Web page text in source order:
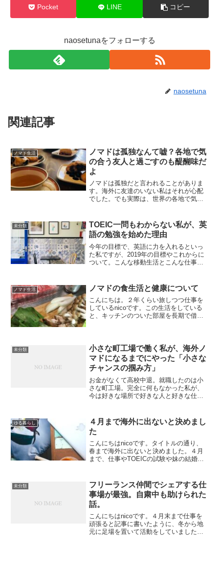
Pocket LINE コピー
naosetunaをフォローする
naosetuna
関連記事
ノマド生活
ノマドは孤独なんて嘘？各地で気
の合う友人と過ごすのも醍醐味だ
よ
ノマドは孤独だと言われることがありま
す。海外に友達のいない私はそれが心配
でした。でも実際は、世界の各地で気の
るなぁと感じています。なので、これま
でにすごく良かったなぁと...
未分類
TOEIC一問もわからない私が、英
語の勉強を始めた理由
今年の目標で、英語に力を入れるといっ
た私ですが、2019年の目標やこれからに
ついて。こんな移動生活とこんな仕事を
ではいけないと決心。フィンランドのプ
ライベートサウナで考...
ノマド生活 ノマドの食生活と健康について
こんにちは。２年くらい旅しつつ仕事を
しているnicoです。この生活をしている
と、キッチンのついた部屋を長期で借り
しないと体に悪いもの...
未分類
小さな町工場で働く私が、海外ノ
マドになるまでにやった「小さな
チャンスの掴み方」
お金がなくて高校中退。就職したのは小
さな町工場。完全に何もなかった私が、
今は好きな場所で好きな人と好きな仕事
振り返ると、小さな積み重ねからチャン
スを掴み、それを生かし...
ゆる暮らし
４月まで海外に出ないと決めまし
た
こんにちはnicoです。タイトルの通り、
春まで海外に出ないと決めました。４月
まで、仕事やTOEICの試験や妹の結婚式
どこに行こう？と旅していました。しか
し今回は、いっそ...
未分類
フリーランス仲間でシェアする仕
事場が最強。自粛中も助けられた
話。
こんにちはnicoです。４月末まで仕事を
頑張ると記事に書いたように、冬から地
元に足場を置いて活動をしていました。